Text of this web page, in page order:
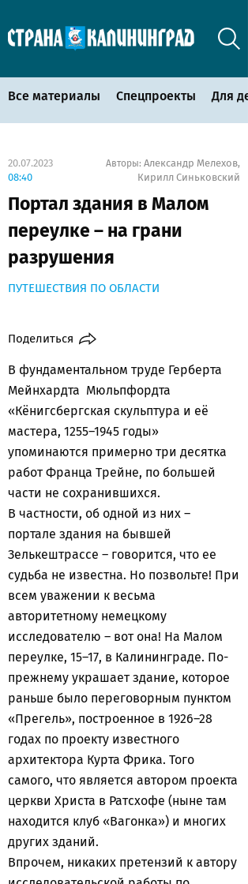
Все материалы Спецпроекты Для
20.07.2023
08:40
Авторы: Александр Мелехов,
Кирилл Синьковский
Портал здания в Малом
переулке – на грани
разрушения
ПУТЕШЕСТВИЯ ПО ОБЛАСТИ
Поделиться
В фундаментальном труде Герберта
Мейнхардта Мюльпфордта
«Кёнигсбергская скульптура и её
мастера, 1255–1945 годы»
упоминаются примерно три десятка
работ Франца Трейне, по большей
части не сохранившихся.
В частности, об одной из них –
портале здания на бывшей
Зелькештрассе – говорится, что ее
судьба не известна. Но позвольте! При
всем уважении к весьма
авторитетному немецкому
исследователю – вот она! На Малом
переулке, 15–17, в Калининграде. По-
прежнему украшает здание, которое
раньше было переговорным пунктом
«Прегель», построенное в 1926–28
годах по проекту известного
архитектора Курта Фрика. Того
самого, что является автором проекта
церкви Христа в Ратсхофе (ныне там
находится клуб «Вагонка») и многих
других зданий.
Впрочем, никаких претензий к автору